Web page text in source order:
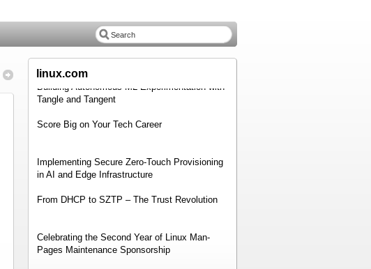
linux.com
Building Autonomous ML Experimentation with
Tangle and Tangent
in AI and Edge Infrastructure
Pages Maintenance Sponsorship